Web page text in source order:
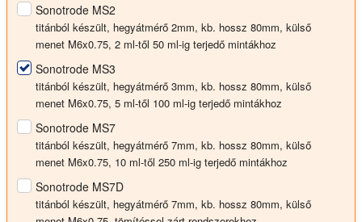
Sonotrode MS2
titánból készült, hegyátmérő 2mm, kb. hossz 80mm, külső
menet M6x0.75, 2 ml-től 50 ml-ig terjedő mintákhoz
Sonotrode MS3
titánból készült, hegyátmérő 3mm, kb. hossz 80mm, külső
menet M6x0.75, 5 ml-től 100 ml-ig terjedő mintákhoz
Sonotrode MS7
titánból készült, hegyátmérő 7mm, kb. hossz 80mm, külső
menet M6x0.75, 10 ml-től 250 ml-ig terjedő mintákhoz
Sonotrode MS7D
titánból készült, hegyátmérő 7mm, kb. hossz 80mm, külső